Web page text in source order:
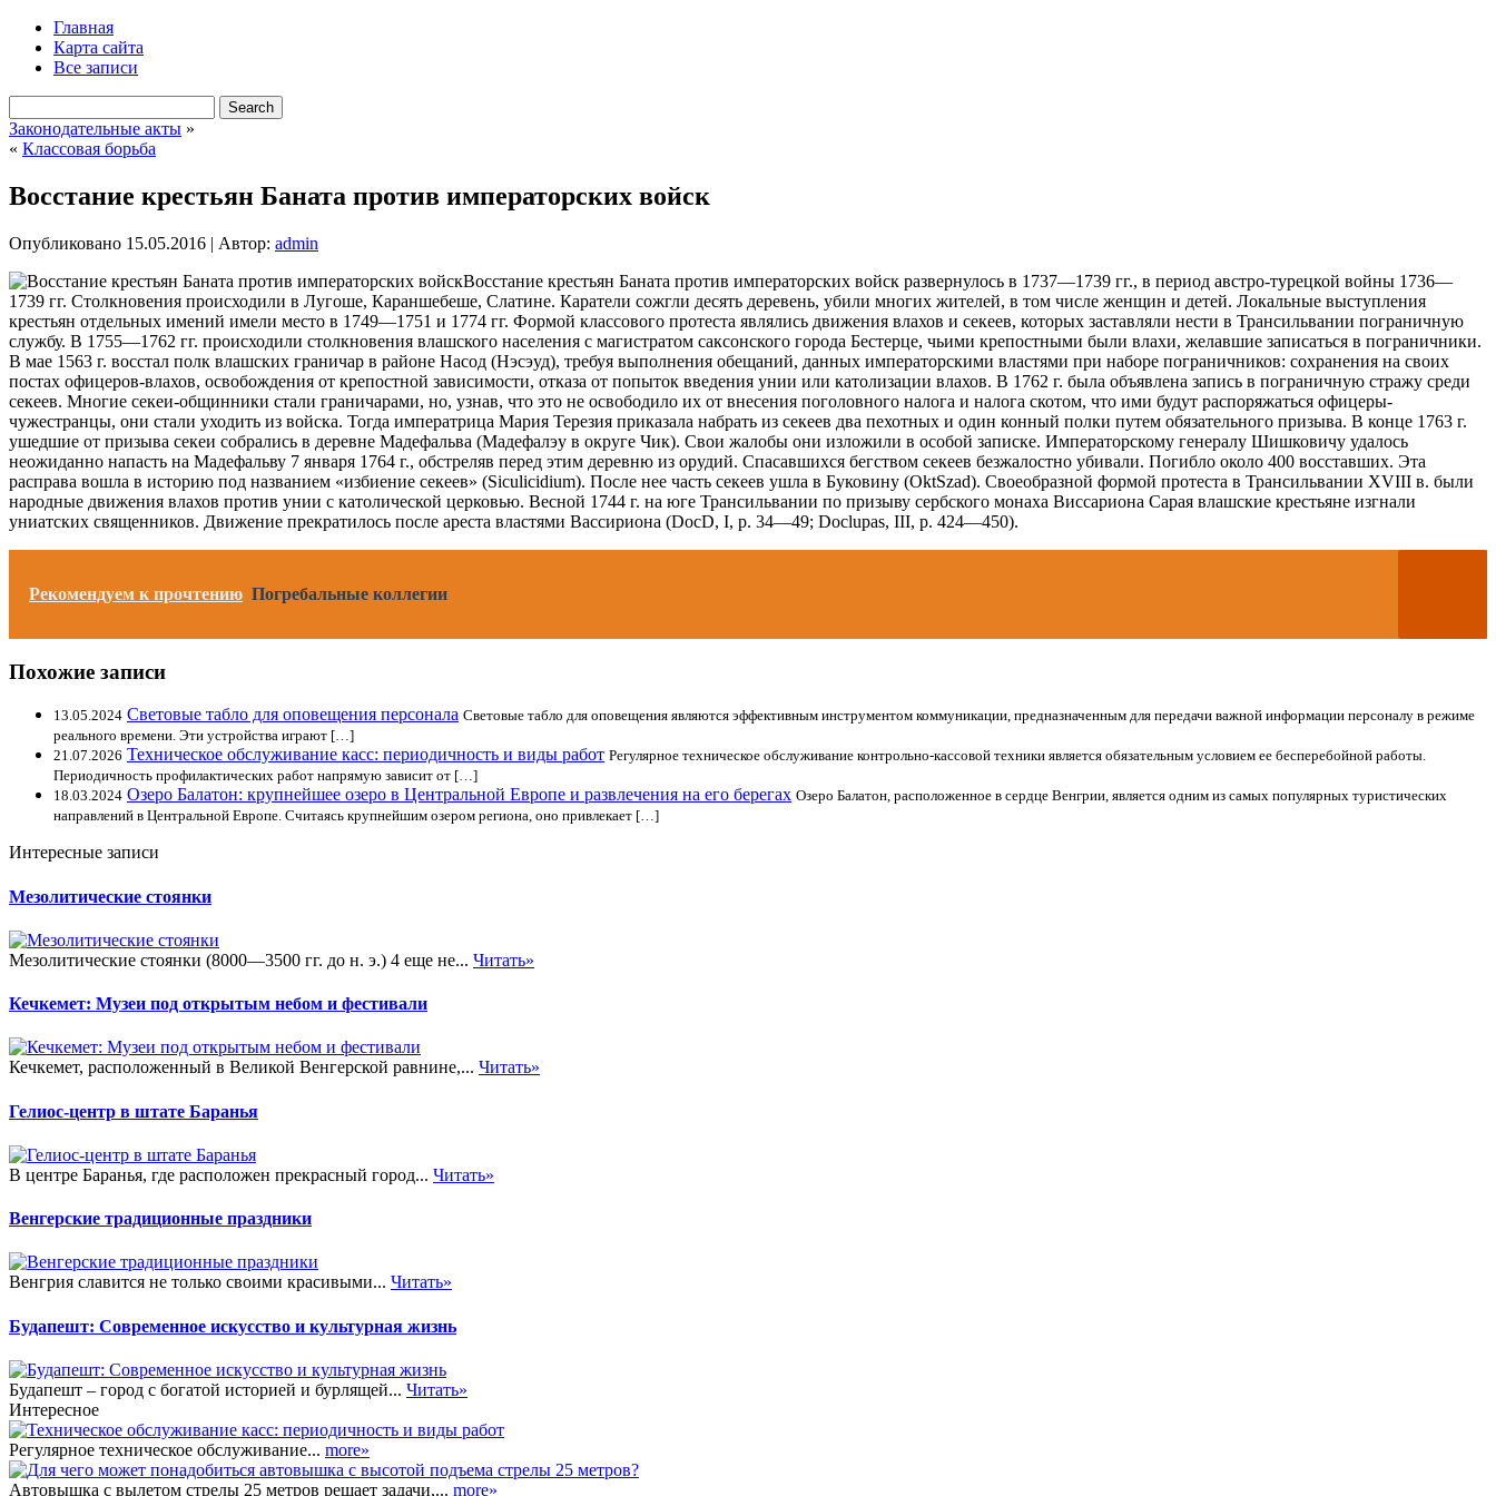
Главная
Карта сайта
Все записи
Законодательные акты »
« Классовая борьба
Восстание крестьян Баната против императорских войск
Опубликовано 15.05.2016 | Автор: admin
Восстание крестьян Баната против императорских войск развернулось в 1737—1739 гг., в период австро-турецкой войны 1736—
1739 гг. Столкновения происходили в Лугоше, Караншебеше, Слатине. Каратели сожгли десять деревень, убили многих жителей, в том числе женщин и детей. Локальные выступления
крестьян отдельных имений имели место в 1749—1751 и 1774 гг. Формой классового протеста являлись движения влахов и секеев, которых заставляли нести в Трансильвании пограничную
службу. В 1755—1762 гг. происходили столкновения влашского населения с магистратом саксонского города Бестерце, чьими крепостными были влахи, желавшие записаться в пограничники.
В мае 1563 г. восстал полк влашских граничар в районе Насод (Нэсэуд), требуя выполнения обещаний, данных императорскими властями при наборе пограничников: сохранения на своих
постах офицеров-влахов, освобождения от крепостной зависимости, отказа от попыток введения унии или католизации влахов. В 1762 г. была объявлена запись в пограничную стражу среди
секеев. Многие секеи-общинники стали граничарами, но, узнав, что это не освободило их от внесения поголовного налога и налога скотом, что ими будут распоряжаться офицеры-
чужестранцы, они стали уходить из войска. Тогда императрица Мария Терезия приказала набрать из секеев два пехотных и один конный полки путем обязательного призыва. В конце 1763 г.
ушедшие от призыва секеи собрались в деревне Мадефальва (Мадефалэу в округе Чик). Свои жалобы они изложили в особой записке. Императорскому генералу Шишковичу удалось
неожиданно напасть на Мадефальву 7 января 1764 г., обстреляв перед этим деревню из орудий. Спасавшихся бегством секеев безжалостно убивали. Погибло около 400 восставших. Эта
расправа вошла в историю под названием «избиение секеев» (Siculicidium). После нее часть секеев ушла в Буковину (OktSzad). Своеобразной формой протеста в Трансильвании XVIII в. были
народные движения влахов против унии с католической церковью. Весной 1744 г. на юге Трансильвании по призыву сербского монаха Виссариона Сарая влашские крестьяне изгнали
униатских священников. Движение прекратилось после ареста властями Вассириона (DocD, I, p. 34—49; Doclupas, III, р. 424—450).
Рекомендуем к прочтению Погребальные коллегии
Похожие записи
13.05.2024 Световые табло для оповещения персонала Световые табло для оповещения являются эффективным инструментом коммуникации, предназначенным для передачи важной информации персоналу в режиме
реального времени. Эти устройства играют […]
21.07.2026 Техническое обслуживание касс: периодичность и виды работ Регулярное техническое обслуживание контрольно-кассовой техники является обязательным условием ее бесперебойной работы.
Периодичность профилактических работ напрямую зависит от […]
18.03.2024 Озеро Балатон: крупнейшее озеро в Центральной Европе и развлечения на его берегах Озеро Балатон, расположенное в сердце Венгрии, является одним из самых популярных туристических
направлений в Центральной Европе. Считаясь крупнейшим озером региона, оно привлекает […]
Интересные записи
Мезолитические стоянки
Мезолитические стоянки (8000—3500 гг. до н. э.) 4 еще не... Читать»
Кечкемет: Музеи под открытым небом и фестивали
Кечкемет, расположенный в Великой Венгерской равнине,... Читать»
Гелиос-центр в штате Баранья
В центре Баранья, где расположен прекрасный город... Читать»
Венгерские традиционные праздники
Венгрия славится не только своими красивыми... Читать»
Будапешт: Современное искусство и культурная жизнь
Будапешт – город с богатой историей и бурлящей... Читать»
Интересное
Регулярное техническое обслуживание... more»
Автовышка с вылетом стрелы 25 метров решает задачи,... more»